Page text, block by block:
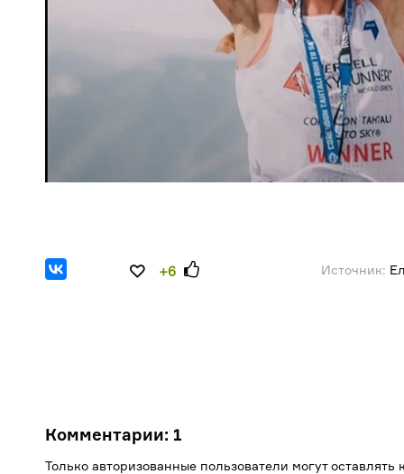
+6 Источник:
Комментарии: 1
Только авторизованные пользователи могут